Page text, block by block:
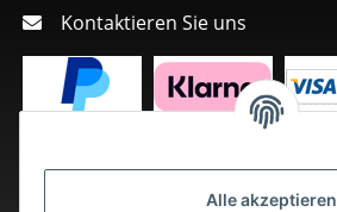
Alle akzeptieren
Kontaktieren Sie uns